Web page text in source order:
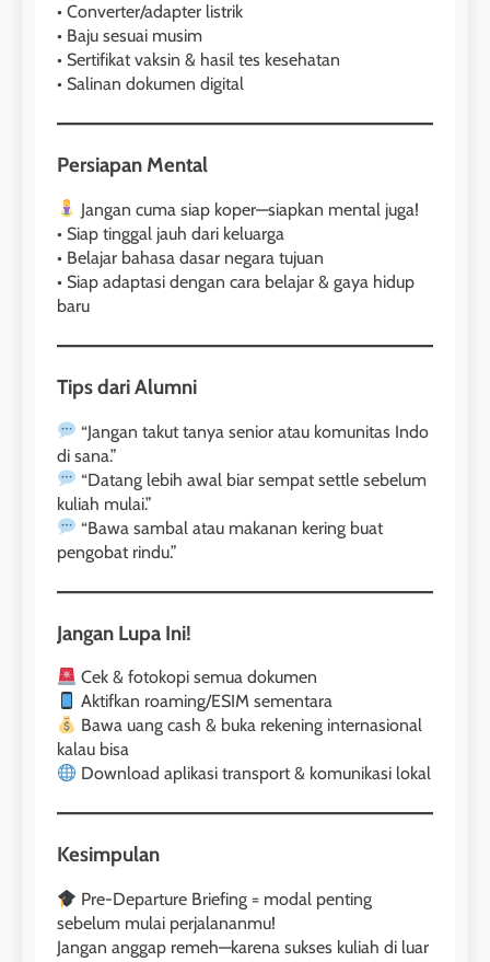
1
Online IELTS Courses
LEIDEN INSTITUTE
2
Institute
LEIDEN INSTITUTE
3
Study IELTS Preparation
4
Online IELTS Courses
LEIDEN INSTITUTE
5
LEIDEN INSTITUTE
6
Study IELTS Preparation
LEIDEN INSTITUTE
Online IELTS Courses
LEIDEN INSTITUTE
Batch VII : 31 Maret – 28 April
2023
COURSE PERIODS
41
2023
42
Batch V : 1 – 29 Maret 2023
COURSE PERIODS
1
2026
COURSE PERIODS
Batch XIV: 15 July – 14 August
2026
COURSE PERIODS
• Converter/adapter listrik
• Baju sesuai musim
• Sertifikat vaksin & hasil tes kesehatan
• Salinan dokumen digital
Persiapan Mental
Jangan cuma siap koper—siapkan mental juga!
• Siap tinggal jauh dari keluarga
• Belajar bahasa dasar negara tujuan
• Siap adaptasi dengan cara belajar & gaya hidup
baru
Tips dari Alumni
“Jangan takut tanya senior atau komunitas Indo
di sana.”
“Datang lebih awal biar sempat settle sebelum
kuliah mulai.”
“Bawa sambal atau makanan kering buat
pengobat rindu.”
Jangan Lupa Ini!
Cek & fotokopi semua dokumen
Aktifkan roaming/ESIM sementara
Bawa uang cash & buka rekening internasional
kalau bisa
Download aplikasi transport & komunikasi lokal
Kesimpulan
Pre-Departure Briefing = modal penting
sebelum mulai perjalananmu!
Jangan anggap remeh—karena sukses kuliah di luar